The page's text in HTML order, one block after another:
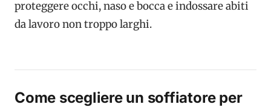
proteggere occhi, naso e bocca e indossare abiti
da lavoro non troppo larghi.
Come scegliere un soffiatore per